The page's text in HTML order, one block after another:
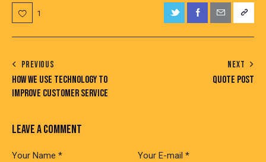
1
PREVIOUS
HOW WE USE TECHNOLOGY TO
IMPROVE CUSTOMER SERVICE
NEXT
QUOTE POST
LEAVE A COMMENT